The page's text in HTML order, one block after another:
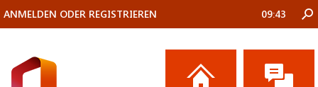
ANMELDEN ODER REGISTRIEREN 09:43